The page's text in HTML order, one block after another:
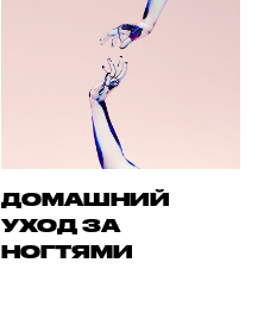
ДОМАШНИЙ
УХОД ЗА
НОГТЯМИ